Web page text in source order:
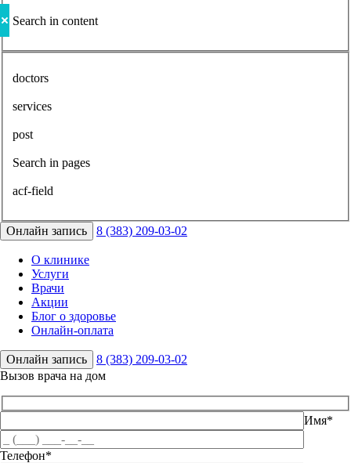
Search in content
doctors
services
post
Search in pages
acf-field
Онлайн запись 8 (383) 209-03-02
О клинике
Услуги
Врачи
Акции
Блог о здоровье
Онлайн-оплата
Онлайн запись
8 (383) 209-03-02
Вызов врача на дом
Имя*
Телефон*